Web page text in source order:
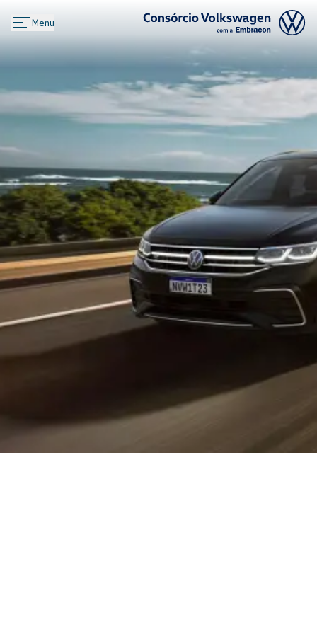
Menu
Logo Consórcio Volkswagen com